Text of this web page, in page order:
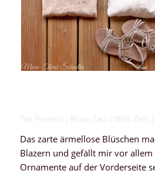
Top Promod | Bluse Zara | Shirt Zero
Das zarte ärmellose Blüschen
Blazern und gefällt mir vor
Ornamente auf der Vorderseite